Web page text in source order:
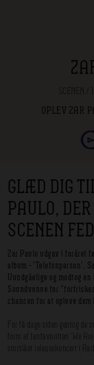
SCENEN /
OPLEV ZAR
GLÆD DIG
PAULO,
SCENEN
Zar Paulo udgav i foråret
album – ’Telefonperson’.
Uundgåelige og modtog
Soundvenue for
chancen for at opleve
For få dage siden gentog de
form af fanfavoritten ’We
storslået releasekoncert i